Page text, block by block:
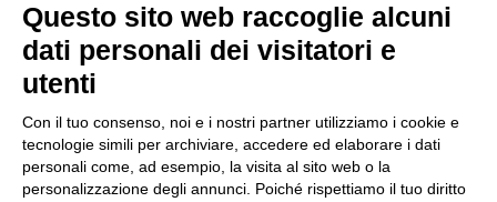
Unidata s.r.lcon unico socio
Largo dell’Artigianato, 1 - 23100 Sondrio
C.F. 00481790145 - N.REA SO-36426
PEC: unidata.sondrio@legalmail.it
Cap. soc. euro 100.000,00 i.v.
Questo sito web raccoglie alcuni
dati personali dei visitatori e
utenti
Con il tuo consenso, noi e i nostri partner utilizziamo i cookie e
tecnologie simili per archiviare, accedere ed elaborare i dati
personali come, ad esempio, la visita al sito web o la
personalizzazione degli annunci. Poiché rispettiamo il tuo diritto